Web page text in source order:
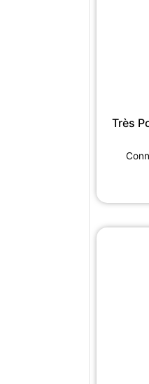
Très